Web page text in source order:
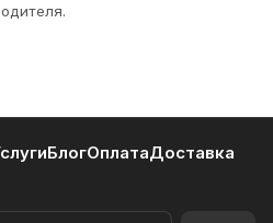
БлогОплатаДоставка